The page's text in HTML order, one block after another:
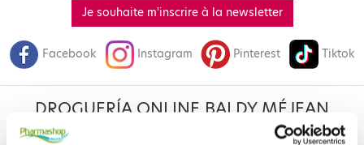
Je souhaite m'inscrire à la newsletter
Facebook Instagram Pinterest Tiktok
DROGUERÍA ONLINE BALDY MÉJEAN
LE SITE DE PARAPHARMACIE EN LIGNE